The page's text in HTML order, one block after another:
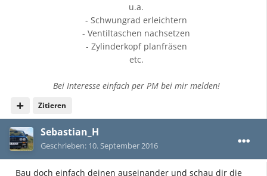
Zitieren
u.a.
- Schwungrad erleichtern
- Ventiltaschen nachsetzen
- Zylinderkopf planfräsen
etc.
Bei Interesse einfach per PM bei mir melden!
Sebastian_H
Geschrieben: 10. September 2016
Bau doch einfach deinen auseinander und schau dir die